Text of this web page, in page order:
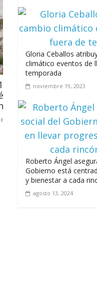
y la Fuerza
a la deriva
Gloria Ceballos
climático eventos de
temporada
noviembre 19, 2023
Roberto Ángel
Gobierno está
y bienestar a cada
agosto 13, 2024